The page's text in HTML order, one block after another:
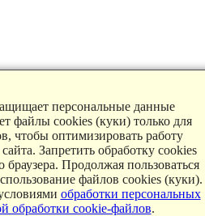
персональные данные
файлы cookies (куки) только для
чтобы оптимизировать работу
Запретить обработку cookies
Продолжая пользоваться
файлов cookies (куки).
обработки персональных
обработки cookie-файлов.